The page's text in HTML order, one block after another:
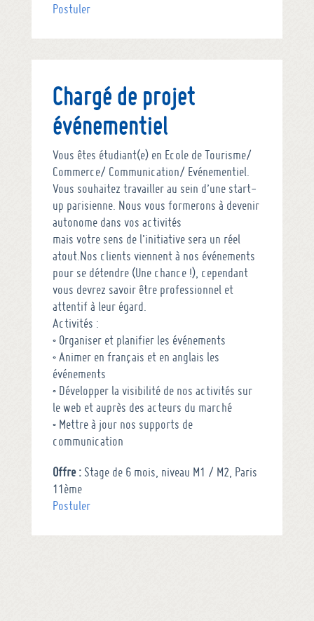
Postuler
Chargé de projet
événementiel
Vous êtes étudiant(e) en Ecole de Tourisme/
Commerce/ Communication/ Evénementiel.
Vous souhaitez travailler au sein d’une start-
up parisienne. Nous vous formerons à devenir
autonome dans vos activités
mais votre sens de l’initiative sera un réel
atout.Nos clients viennent à nos événements
pour se détendre (Une chance !), cependant
vous devrez savoir être professionnel et
attentif à leur égard.
Activités :
• Organiser et planifier les événements
• Animer en français et en anglais les
événements
• Développer la visibilité de nos activités sur
le web et auprès des acteurs du marché
• Mettre à jour nos supports de
communication
Offre : Stage de 6 mois, niveau M1 / M2, Paris
11ème
Postuler